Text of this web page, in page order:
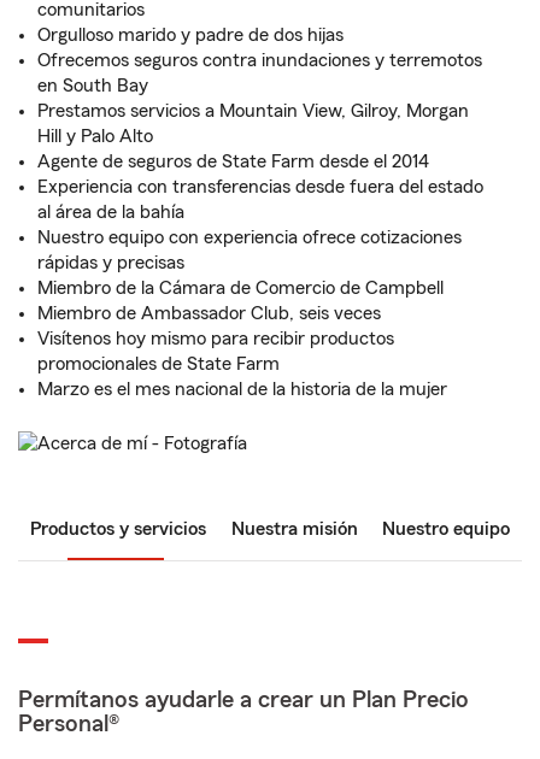
comunitarios
Orgulloso marido y padre de dos hijas
Ofrecemos seguros contra inundaciones y terremotos
en South Bay
Prestamos servicios a Mountain View, Gilroy, Morgan
Hill y Palo Alto
Agente de seguros de State Farm desde el 2014
Experiencia con transferencias desde fuera del estado
al área de la bahía
Nuestro equipo con experiencia ofrece cotizaciones
rápidas y precisas
Miembro de la Cámara de Comercio de Campbell
Miembro de Ambassador Club, seis veces
Visítenos hoy mismo para recibir productos
promocionales de State Farm
Marzo es el mes nacional de la historia de la mujer
Productos y servicios Nuestra misión Nuestro equipo
Permítanos ayudarle a crear un Plan Precio
Personal®